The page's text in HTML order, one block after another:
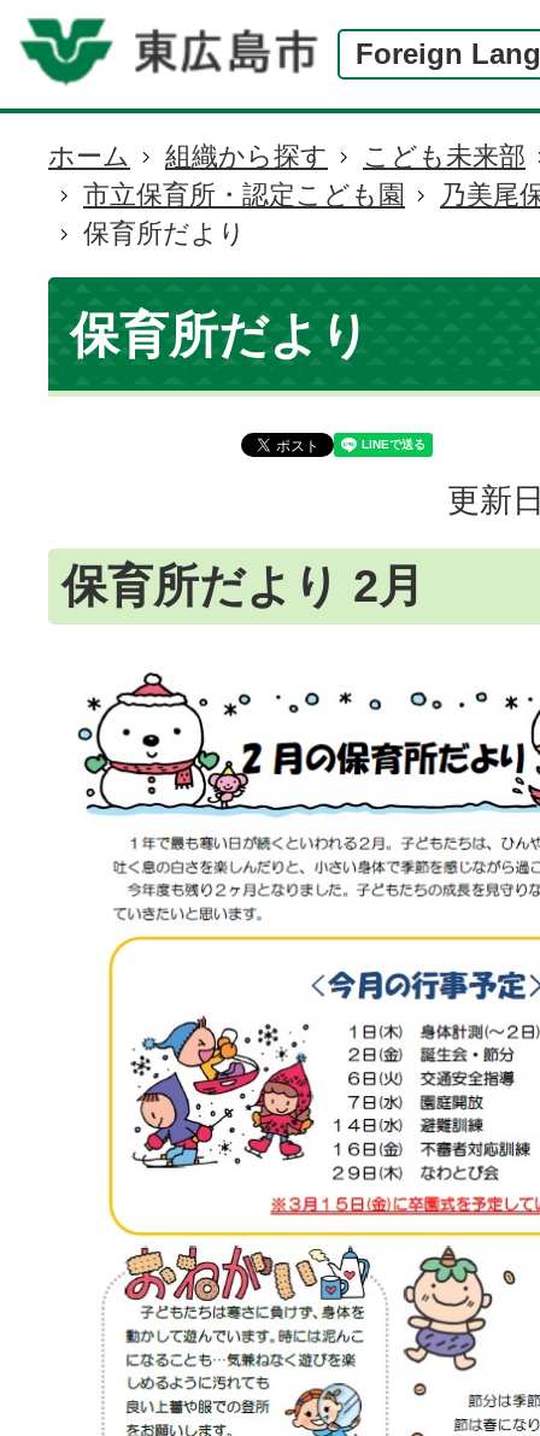
Foreign
現
在
の
位
ホーム 組織から探す
こども未来部
市立保育所・認定こども園
乃美尾
保育所だより
保育所だより
更新
保育所だより 2月